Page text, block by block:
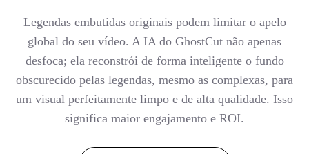
Legendas embutidas originais podem limitar o apelo
global do seu vídeo. A IA do GhostCut não apenas
desfoca; ela reconstrói de forma inteligente o fundo
obscurecido pelas legendas, mesmo as complexas, para
um visual perfeitamente limpo e de alta qualidade. Isso
significa maior engajamento e ROI.